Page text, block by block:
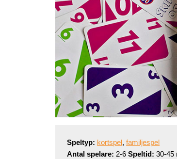
Speltyp: kortspel , familjespel
Antal spelare: 2-6 Speltid: